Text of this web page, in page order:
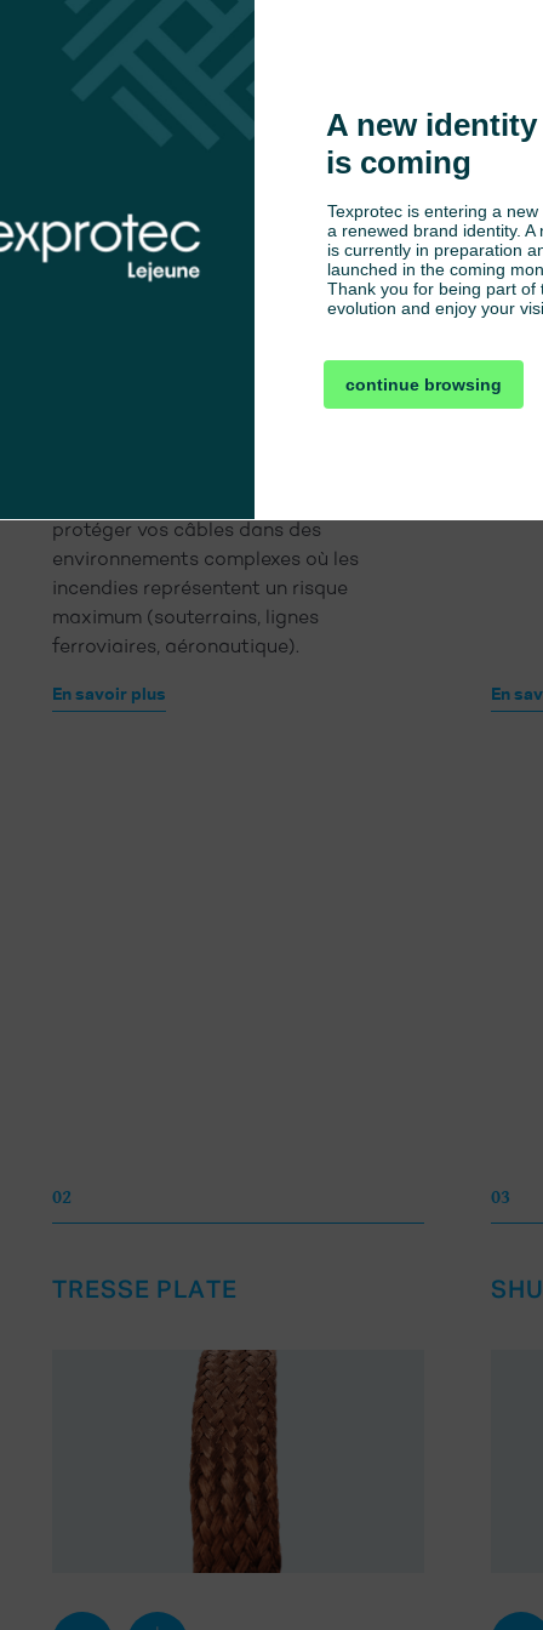
protéger vos câbles dans des
environnements complexes où les
incendies représentent un risque
maximum (souterrains, lignes
ferroviaires, aéronautique).
En savoir plus
EMI
En
02
TRESSE PLATE
03
A new identity
is coming
Texprotec is entering a
a renewed brand identity. A
is currently in preparation
launched in the coming
Thank you for being part of
evolution and enjoy your
continue browsing